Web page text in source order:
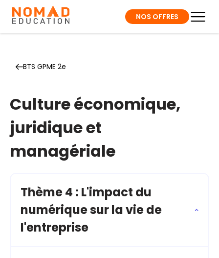
NOS OFFRES
BTS GPME 2e
Culture économique,
juridique et
managériale
Thème 4 : L'impact du
numérique sur la vie de
l'entreprise